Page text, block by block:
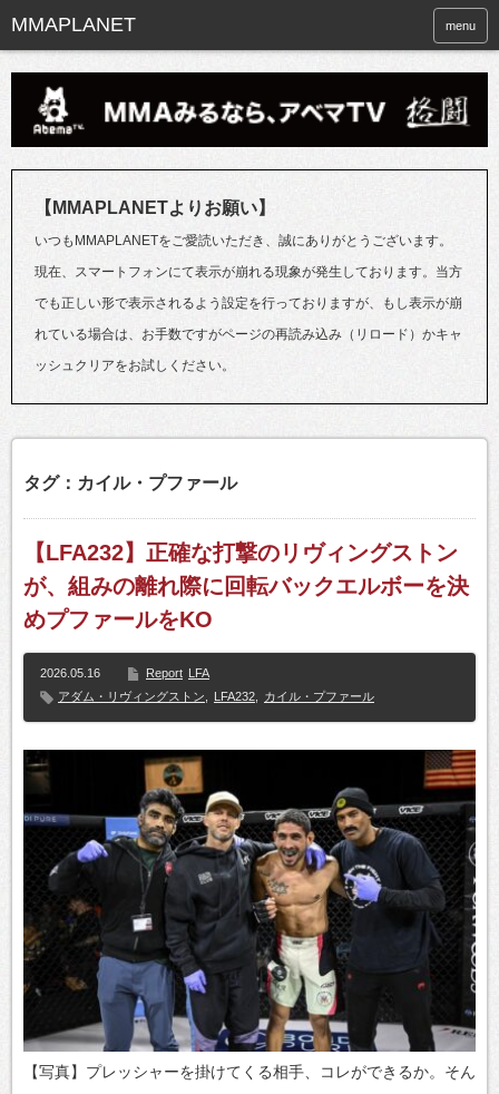
menu
【MMAPLANETよりお願い】
いつもMMAPLANETをご愛読いただき、誠にありがとうございます。
現在、スマートフォンにて表示が崩れる現象が発生しております。当方
でも正しい形で表示されるよう設定を行っておりますが、もし表示が崩
れている場合は、お手数ですがページの再読み込み（リロード）かキャ
ッシュクリアをお試しください。
タグ：カイル・プファール
【LFA232】正確な打撃のリヴィングストン
が、組みの離れ際に回転バックエルボーを決
めプファールをKO
2026.05.16 Report LFA
アダム・リヴィングストン
LFA232 カイル・プファール
【写真】プレッシャーを掛けてくる相手、コレができるか。そん